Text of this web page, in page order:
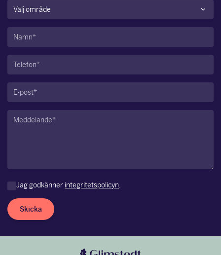
Område(Obligatoriskt)
Namn(Obligatoriskt)
Telefon(Obligatoriskt)
E-
post(Obligatoriskt)
Meddelande(Obligatoriskt)
Jag godkänner integritetspolicyn.
Skicka